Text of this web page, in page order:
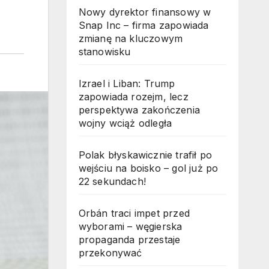
Nowy dyrektor finansowy w
Snap Inc – firma zapowiada
zmianę na kluczowym
stanowisku
Izrael i Liban: Trump
zapowiada rozejm, lecz
perspektywa zakończenia
wojny wciąż odległa
Polak błyskawicznie trafił po
wejściu na boisko – gol już po
22 sekundach!
Orbán traci impet przed
wyborami – węgierska
propaganda przestaje
przekonywać